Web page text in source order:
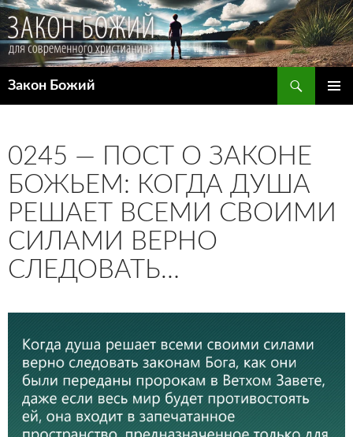
Закон Божий
0245 — ПОСТ О ЗАКОНЕ
БОЖЬЕМ: КОГДА ДУША
РЕШАЕТ ВСЕМИ СВОИМИ
СИЛАМИ ВЕРНО
СЛЕДОВАТЬ…